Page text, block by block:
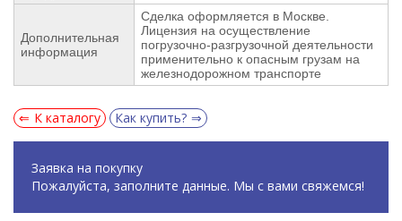
Дополнительная
информация
Сделка оформляется в Москве.
Лицензия на осуществление
погрузочно-разгрузочной деятельности
применительно к опасным грузам на
железнодорожном транспорте
К каталогу Как купить?
Заявка на покупку
Пожалуйста, заполните данные. Мы с вами свяжемся!